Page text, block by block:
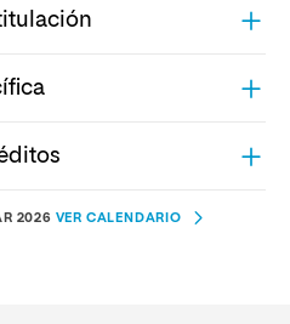
2026 VER CALENDARIO